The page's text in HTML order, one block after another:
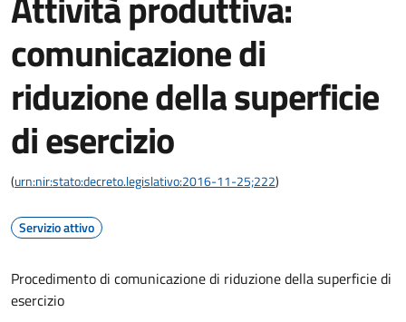
comunicazione di
riduzione della superficie
di esercizio
(urn:nir:stato:decreto.legislativo:2016-11-25;222)
Servizio attivo
Procedimento di comunicazione di riduzione della superficie di
esercizio